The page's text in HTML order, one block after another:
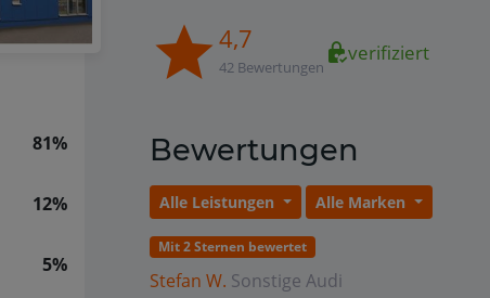
81%
12%
5%
4,7
42 Bewertungen
verifiziert
Bewertungen
Alle Leistungen Alle Marken
Mit 2 Sternen bewertet
Stefan W. Sonstige Audi